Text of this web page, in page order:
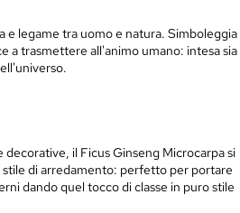
e legame tra uomo e natura. Simboleggia
a trasmettere all'animo umano: intesa sia
decorative, il Ficus Ginseng Microcarpasi
di arredamento: perfetto per portare
dando quel tocco di classe in puro stile